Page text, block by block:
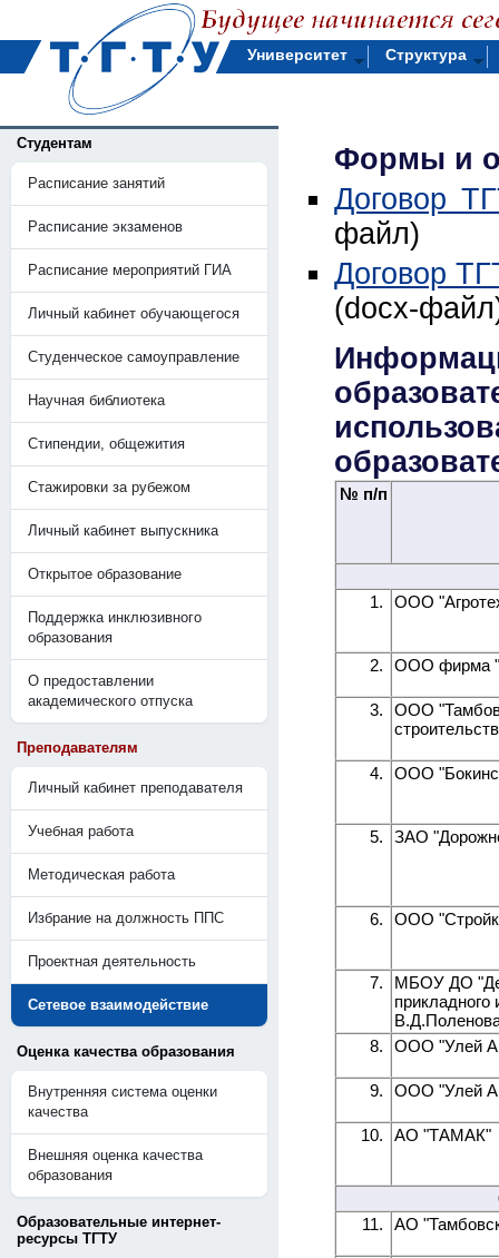
Университет Структура
Студентам
Расписание занятий
Расписание экзаменов
Расписание мероприятий ГИА
Личный кабинет обучающегося
Студенческое самоуправление
Научная библиотека
Стипендии, общежития
Стажировки за рубежом
Личный кабинет выпускника
Открытое образование
Поддержка инклюзивного
образования
О предоставлении
академического отпуска
Преподавателям
Личный кабинет преподавателя
Учебная работа
Методическая работа
Избрание на должность ППС
Проектная деятельность
Сетевое взаимодействие
Оценка качества образования
Внутренняя система оценки
качества
Внешняя оценка качества
образования
Образовательные интернет-
ресурсы ТГТУ
Формы и
Договор
файл)
Договор
(docx-
№ п/п
1. ООО
2. ООО фирма
3.
ООО
4. ООО
5. ЗАО
6. ООО
7.
МБОУ ДО
прикладного
8.
ООО "Улей
9. ООО "Улей
10. АО "ТАМАК"
11.
АО